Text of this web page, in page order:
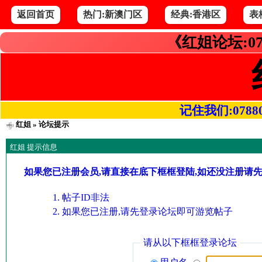
返回首页 热门:新澳门区 经典:香港区 表
《红姐论坛
记住我们
红姐» 论坛提示
红姐 提示信息
如果您已注册会员,请直接在底下框框登陆,如还没注册请
帖子ID非法
如果您已注册,请先登录论坛即可游览帖子
请从以下框框登录论坛